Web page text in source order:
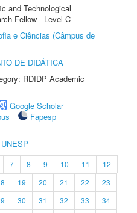
and Technological
Fellow - Level C
e Ciências (Câmpus de
DE DIDÁTICA
RDIDP Academic
Google Scholar
Fapesp
7 8 9 10 11
12
19 20 21 22
23
30 31 32 33
34